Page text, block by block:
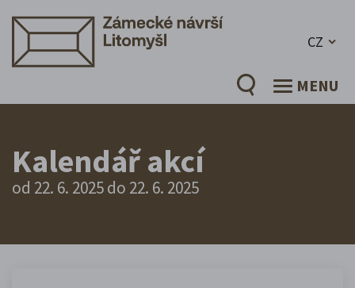
CZ
MENU
Kalendář akcí
od 22. 6. 2025 do 22. 6. 2025